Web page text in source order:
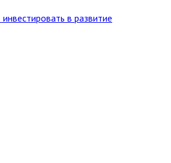
в развитие